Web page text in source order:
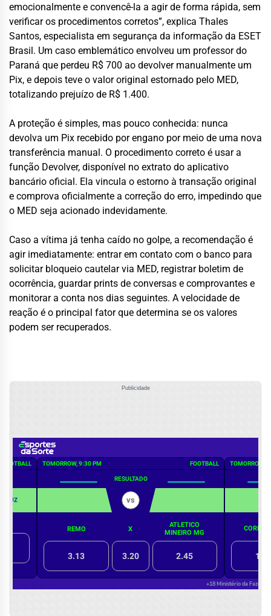
emocionalmente e convencê-la a agir de forma rápida, sem
verificar os procedimentos corretos”, explica Thales
Santos, especialista em segurança da informação da ESET
Brasil. Um caso emblemático envolveu um professor do
Paraná que perdeu R$ 700 ao devolver manualmente um
Pix, e depois teve o valor original estornado pelo MED,
totalizando prejuízo de R$ 1.400.
A proteção é simples, mas pouco conhecida: nunca
devolva um Pix recebido por engano por meio de uma nova
transferência manual. O procedimento correto é usar a
função Devolver, disponível no extrato do aplicativo
bancário oficial. Ela vincula o estorno à transação original
e comprova oficialmente a correção do erro, impedindo que
o MED seja acionado indevidamente.
Caso a vítima já tenha caído no golpe, a recomendação é
agir imediatamente: entrar em contato com o banco para
solicitar bloqueio cautelar via MED, registrar boletim de
ocorrência, guardar prints de conversas e comprovantes e
monitorar a conta nos dias seguintes. A velocidade de
reação é o principal fator que determina se os valores
podem ser recuperados.
Publicidade